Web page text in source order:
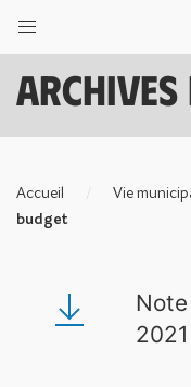
Archives
Accueil Vie
budget
2021